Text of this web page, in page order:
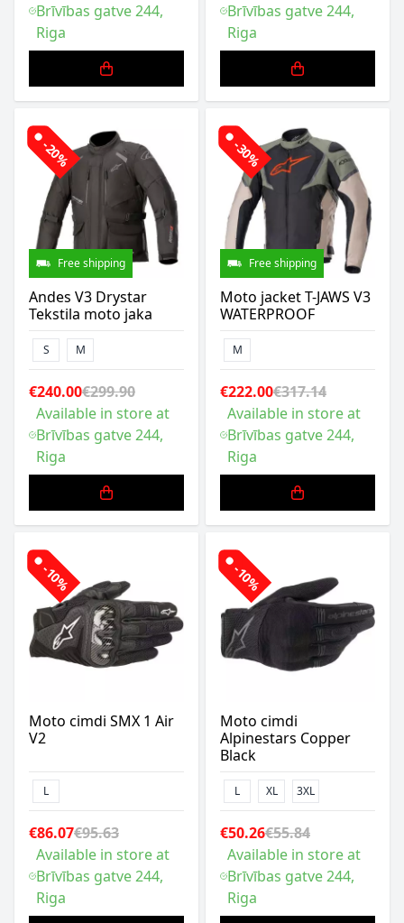
Brīvības gatve 244,
Riga
Brīvības gatve 244,
Riga
-20%
Free shipping
Andes V3 Drystar
Tekstila moto jaka
S M
€240.00€299.90
Available in store at
Brīvības gatve 244,
Riga
-30%
Free shipping
Moto jacket T-JAWS V3
WATERPROOF
M
€222.00€317.14
Available in store at
Brīvības gatve 244,
Riga
-10%
Moto cimdi SMX 1 Air
V2
L
€86.07€95.63
Available in store at
Brīvības gatve 244,
Riga
-10%
Moto cimdi
Alpinestars Copper
Black
L XL 3XL
€50.26€55.84
Available in store at
Brīvības gatve 244,
Riga